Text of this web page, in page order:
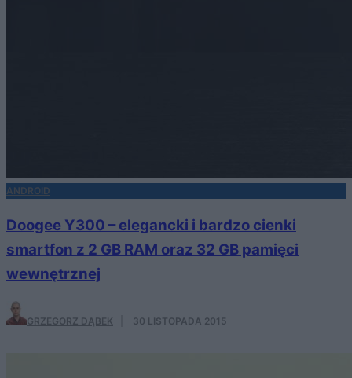
ANDROID
Doogee Y300 – elegancki i bardzo cienki
smartfon z 2 GB RAM oraz 32 GB pamięci
wewnętrznej
GRZEGORZ DĄBEK 30 LISTOPADA 2015